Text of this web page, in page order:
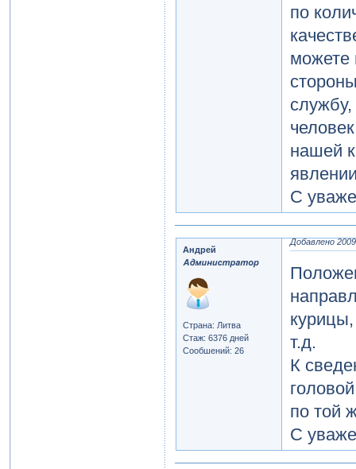
по
можете
нашей
С
Андрей
Страна: Литва
Стаж: 6376 дней
Сообшений: 26
Добавлено
т.д.
К
по той
С